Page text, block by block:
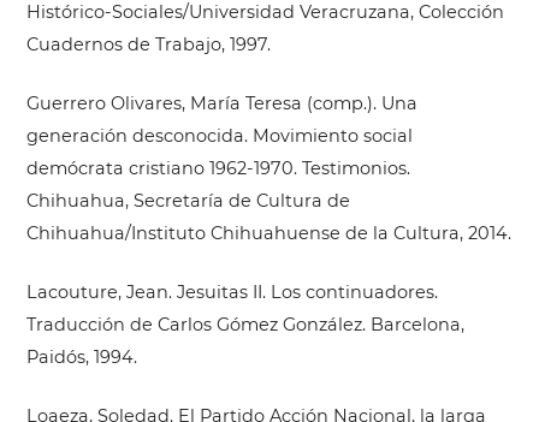
Histórico-Sociales/Universidad Veracruzana, Colección
Cuadernos de Trabajo, 1997.
Guerrero Olivares, María Teresa (comp.). Una
generación desconocida. Movimiento social
demócrata cristiano 1962-1970. Testimonios.
Chihuahua, Secretaría de Cultura de
Chihuahua/Instituto Chihuahuense de la Cultura, 2014.
Lacouture, Jean. Jesuitas II. Los continuadores.
Traducción de Carlos Gómez González. Barcelona,
Paidós, 1994.
Loaeza, Soledad. El Partido Acción Nacional, la larga